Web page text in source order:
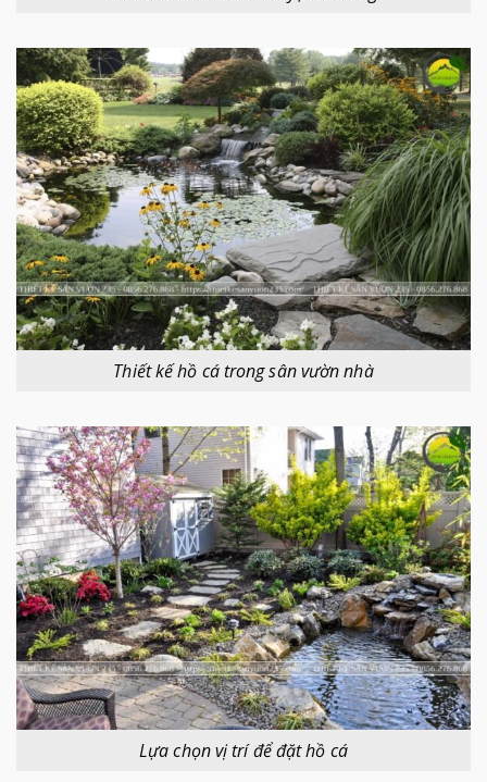
Thiết kế hồ cá trong sân vườn nhà
Lựa chọn vị trí để đặt hồ cá